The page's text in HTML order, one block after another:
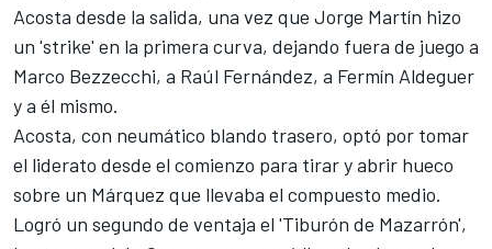
Acosta desde la salida, una vez que Jorge Martín hizo
un 'strike' en la primera curva, dejando fuera de juego a
Marco Bezzecchi, a Raúl Fernández, a Fermín Aldeguer
y a él mismo.
Acosta, con neumático blando trasero, optó por tomar
el liderato desde el comienzo para tirar y abrir hueco
sobre un Márquez que llevaba el compuesto medio.
Logró un segundo de ventaja el 'Tiburón de Mazarrón',